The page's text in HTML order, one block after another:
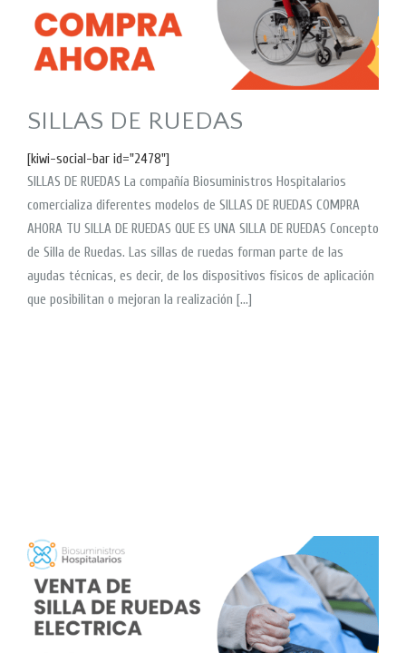
SILLAS DE RUEDAS
[kiwi-social-bar id="2478"]
SILLAS DE RUEDAS La compañía Biosuministros Hospitalarios
comercializa diferentes modelos de SILLAS DE RUEDAS COMPRA
AHORA TU SILLA DE RUEDAS QUE ES UNA SILLA DE RUEDAS Concepto
de Silla de Ruedas. Las sillas de ruedas forman parte de las
ayudas técnicas, es decir, de los dispositivos físicos de aplicación
que posibilitan o mejoran la realización […]